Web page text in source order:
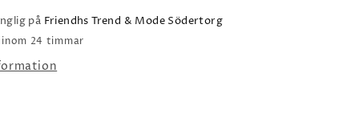
på Friendhs Trend & Mode Södertorg
24 timmar